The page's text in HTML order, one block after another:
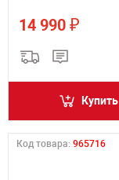
14 990 ₽
Купить
Код товара: 965716